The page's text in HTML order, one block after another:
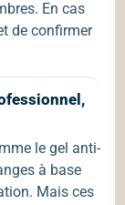
En cas
de confirmer
le gel anti-
à base
Mais ces